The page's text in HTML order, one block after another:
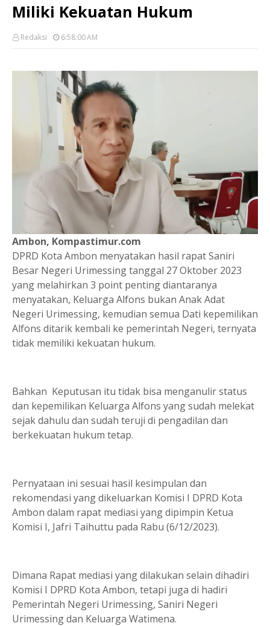
Miliki Kekuatan Hukum
Redaksi 6:58:00 AM
Ambon, Kompastimur.com
DPRD Kota Ambon menyatakan hasil rapat Saniri
Besar Negeri Urimessing tanggal 27 Oktober 2023
yang melahirkan 3 point penting diantaranya
menyatakan, Keluarga Alfons bukan Anak Adat
Negeri Urimessing, kemudian semua Dati kepemilikan
Alfons ditarik kembali ke pemerintah Negeri, ternyata
tidak memiliki kekuatan hukum.
Bahkan Keputusan itu tidak bisa menganulir status
dan kepemilikan Keluarga Alfons yang sudah melekat
sejak dahulu dan sudah teruji di pengadilan dan
berkekuatan hukum tetap.
Pernyataan ini sesuai hasil kesimpulan dan
rekomendasi yang dikeluarkan Komisi I DPRD Kota
Ambon dalam rapat mediasi yang dipimpin Ketua
Komisi I, Jafri Taihuttu pada Rabu (6/12/2023).
Dimana Rapat mediasi yang dilakukan selain dihadiri
Komisi I DPRD Kota Ambon, tetapi juga di hadiri
Pemerintah Negeri Urimessing, Saniri Negeri
Urimessing dan Keluarga Watimena.